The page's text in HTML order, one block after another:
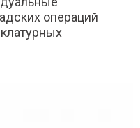
операций